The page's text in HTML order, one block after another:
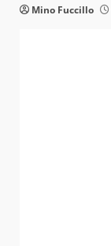
Mino Fuccillo